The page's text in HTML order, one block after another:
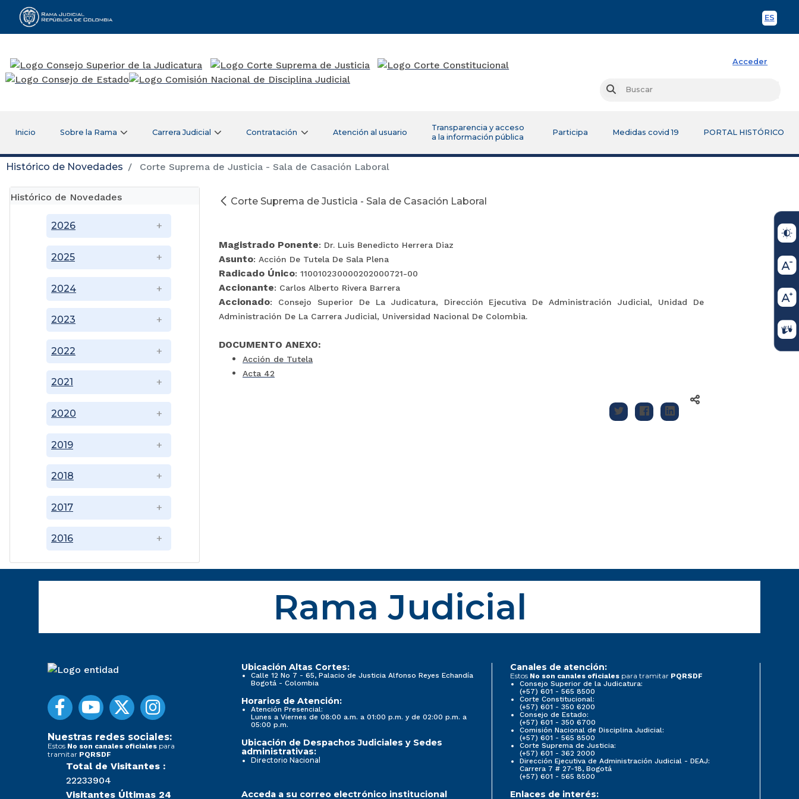
ES
Rama Judicial
Acceder
Buscar
Inicio Sobre la Rama Carrera Judicial Contratación Atención al usuario
Transparencia y acceso
a la información pública
Participa Medidas covid 19 PORTAL HISTÓRICO
Histórico de Novedades Corte Suprema de Justicia - Sala de Casación Laboral
Histórico de Novedades
2016
2017
2018
2019
2020
2021
2022
2023
2024
2025
2026
Corte Suprema de Justicia - Sala de Casación Laboral
Magistrado Ponente: Dr. Luis Benedicto Herrera Diaz
Asunto: Acción De Tutela De Sala Plena
Radicado Único: 110010230000202000721-00
Accionante: Carlos Alberto Rivera Barrera
Accionado: Consejo Superior De La Judicatura, Dirección Ejecutiva De Administración Judicial, Unidad De
Administración De La Carrera Judicial, Universidad Nacional De Colombia.
DOCUMENTO ANEXO:
Acción de Tutela
Acta 42
Rama Judicial
Nuestras redes sociales:
Estos No son canales oficiales para
tramitar PQRSDF
Total de Visitantes :
22233904
Visitantes Últimas 24
Ubicación Altas Cortes:
Calle 12 No 7 - 65, Palacio de Justicia Alfonso Reyes Echandía
Bogotá - Colombia
Horarios de Atención:
Atención Presencial:
Lunes a Viernes de 08:00 a.m. a 01:00 p.m. y de 02:00 p.m. a
05:00 p.m.
Ubicación de Despachos Judiciales y Sedes
administrativas:
Directorio Nacional
Canales de atención:
Estos No son canales oficiales para tramitar PQRSDF
Consejo Superior de la Judicatura:
(+57) 601 - 565 8500
Corte Constitucional:
(+57) 601 - 350 6200
Consejo de Estado:
(+57) 601 - 350 6700
Comisión Nacional de Disciplina Judicial:
(+57) 601 - 565 8500
Corte Suprema de Justicia:
(+57) 601 - 362 2000
Dirección Ejecutiva de Administración Judicial - DEAJ:
Carrera 7 # 27-18, Bogotá
(+57) 601 - 565 8500
Acceda a su correo electrónico institucional Enlaces de interés: